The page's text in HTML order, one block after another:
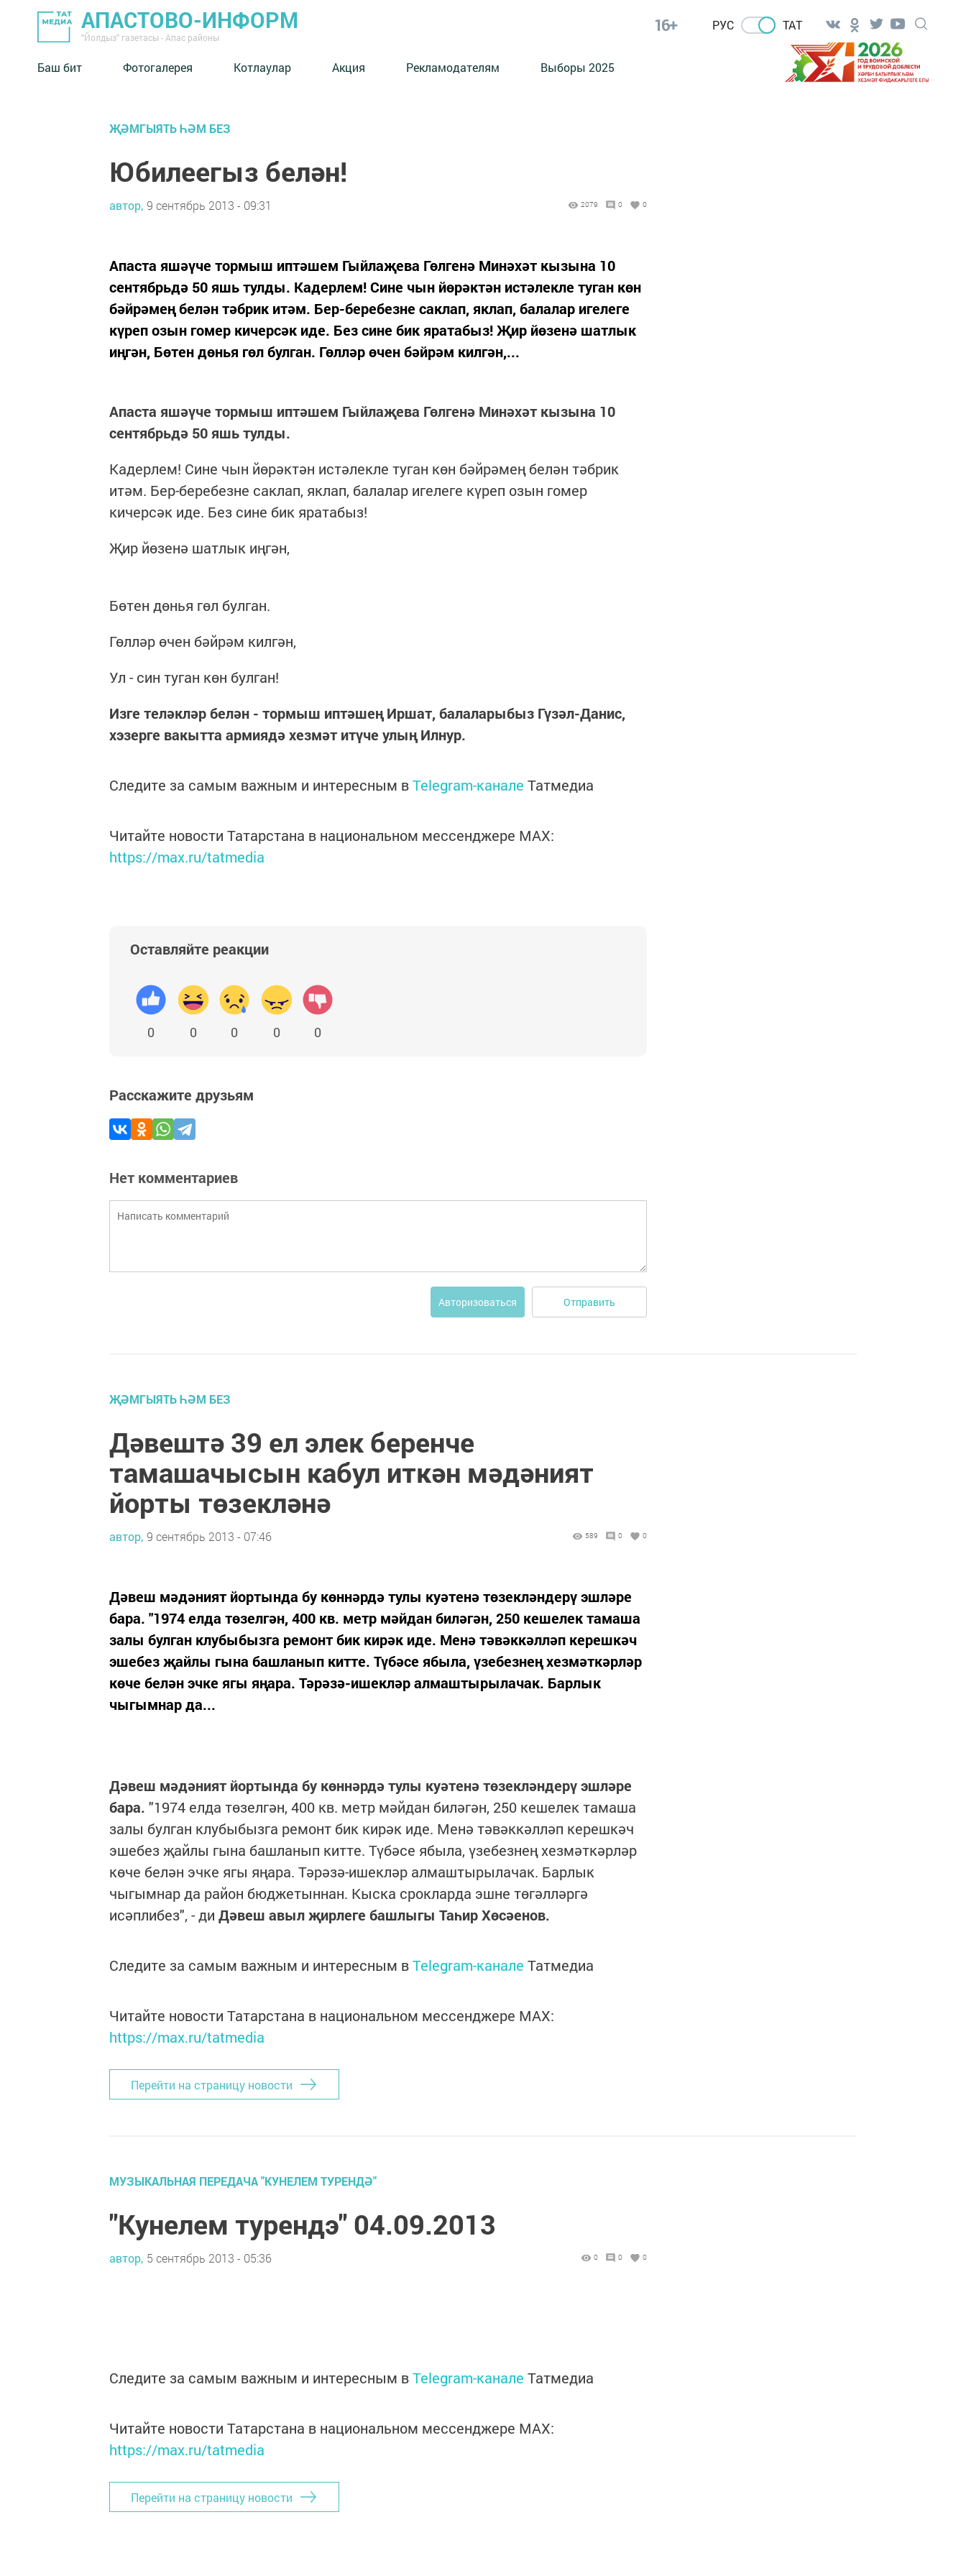
АПАСТОВО-ИНФОРМ
"Йолдыз" газетасы - Апас районы
16+ РУС ТАТ
Баш бит Фотогалерея Котлаулар Акция Рекламодателям Выборы 2025
ҖӘМГЫЯТЬ ҺӘМ БЕЗ
Юбилеегыз белән!
автор, 9 сентябрь 2013 - 09:31 2079 0 0
Апаста яшәүче тормыш иптәшем Гыйлаҗева Гөлгенә Минәхәт кызына 10
сентябрьдә 50 яшь тулды. Кадерлем! Сине чын йөрәктән истәлекле туган көн
бәйрәмең белән тәбрик итәм. Бер-беребезне саклап, яклап, балалар игелеге
күреп озын гомер кичерсәк иде. Без сине бик яратабыз! Җир йөзенә шатлык
иңгән, Бөтен дөнья гөл булган. Гөлләр өчен бәйрәм килгән,...
Апаста яшәүче тормыш иптәшем Гыйлаҗева Гөлгенә Минәхәт кызына 10
сентябрьдә 50 яшь тулды.
Кадерлем! Сине чын йөрәктән истәлекле туган көн бәйрәмең белән тәбрик
итәм. Бер-беребезне саклап, яклап, балалар игелеге күреп озын гомер
кичерсәк иде. Без сине бик яратабыз!
Җир йөзенә шатлык иңгән,
Бөтен дөнья гөл булган.
Гөлләр өчен бәйрәм килгән,
Ул - син туган көн булган!
Изге теләкләр белән - тормыш иптәшең Иршат, балаларыбыз Гүзәл-Данис,
хэзерге вакытта армиядә хезмәт итүче улың Илнур.
Следите за самым важным и интересным вTelegram-канале Татмедиа
Читайте новости Татарстана в национальном мессенджере MАХ:
https://max.ru/tatmedia
Оставляйте реакции
0 0 0 0 0
Расскажите друзьям
Нет комментариев
Авторизоваться Отправить
ҖӘМГЫЯТЬ ҺӘМ БЕЗ
Дәвештә 39 ел элек беренче
тамашачысын кабул иткән мәдәният
йорты төзекләнә
автор, 9 сентябрь 2013 - 07:46 589 0 0
Дәвеш мәдәният йортында бу көннәрдә тулы куәтенә төзекләндерү эшләре
бара. "1974 елда төзелгән, 400 кв. метр мәйдан биләгән, 250 кешелек тамаша
залы булган клубыбызга ремонт бик кирәк иде. Менә тәвәккәлләп керешкәч
эшебез җайлы гына башланып китте. Түбәсе ябыла, үзебезнең хезмәткәрләр
көче белән эчке ягы яңара. Тәрәзә-ишекләр алмаштырылачак. Барлык
чыгымнар да...
Дәвеш мәдәният йортында бу көннәрдә тулы куәтенә төзекләндерү эшләре
бара. "1974 елда төзелгән, 400 кв. метр мәйдан биләгән, 250 кешелек тамаша
залы булган клубыбызга ремонт бик кирәк иде. Менә тәвәккәлләп керешкәч
эшебез җайлы гына башланып китте. Түбәсе ябыла, үзебезнең хезмәткәрләр
көче белән эчке ягы яңара. Тәрәзә-ишекләр алмаштырылачак. Барлык
чыгымнар да район бюджетыннан. Кыска срокларда эшне төгәлләргә
исәплибез", - ди Дәвеш авыл җирлеге башлыгы Таһир Хөсәенов.
Следите за самым важным и интересным вTelegram-канале Татмедиа
Читайте новости Татарстана в национальном мессенджере MАХ:
https://max.ru/tatmedia
Перейти на страницу новости
МУЗЫКАЛЬНАЯ ПЕРЕДАЧА "КУНЕЛЕМ ТУРЕНДӘ"
"Кунелем турендэ" 04.09.2013
автор, 5 сентябрь 2013 - 05:36 0 0 0
Следите за самым важным и интересным вTelegram-канале Татмедиа
Читайте новости Татарстана в национальном мессенджере MАХ:
https://max.ru/tatmedia
Перейти на страницу новости